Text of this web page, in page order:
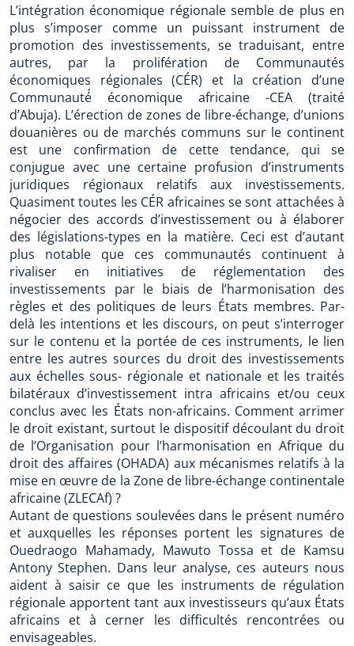
L’intégration économique régionale semble de plus en
plus s’imposer comme un puissant instrument de
promotion des investissements, se traduisant, entre
autres, par la prolifération de Communautés
économiques régionales (CÉR) et la création d’une
Communauté́ économique africaine -CEA (traité
d’Abuja). L’érection de zones de libre-échange, d’unions
douanières ou de marchés communs sur le continent
est une confirmation de cette tendance, qui se
conjugue avec une certaine profusion d’instruments
juridiques régionaux relatifs aux investissements.
Quasiment toutes les CÉR africaines se sont attachées à
négocier des accords d’investissement ou à élaborer
des législations-types en la matière. Ceci est d’autant
plus notable que ces communautés continuent à
rivaliser en initiatives de réglementation des
investissements par le biais de l’harmonisation des
règles et des politiques de leurs États membres. Par-
delà les intentions et les discours, on peut s’interroger
sur le contenu et la portée de ces instruments, le lien
entre les autres sources du droit des investissements
aux échelles sous- régionale et nationale et les traités
bilatéraux d’investissement intra africains et/ou ceux
conclus avec les États non-africains. Comment arrimer
le droit existant, surtout le dispositif découlant du droit
de l’Organisation pour l’harmonisation en Afrique du
droit des affaires (OHADA) aux mécanismes relatifs à la
mise en œuvre de la Zone de libre-échange continentale
africaine (ZLECAf) ?
Autant de questions soulevées dans le présent numéro
et auxquelles les réponses portent les signatures de
Ouedraogo Mahamady, Mawuto Tossa et de Kamsu
Antony Stephen. Dans leur analyse, ces auteurs nous
aident à saisir ce que les instruments de régulation
régionale apportent tant aux investisseurs qu’aux États
africains et à cerner les difficultés rencontrées ou
envisageables.